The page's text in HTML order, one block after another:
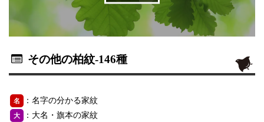
その他の柏紋-146種
名 ：名字の分かる家紋
大 ：大名・旗本の家紋